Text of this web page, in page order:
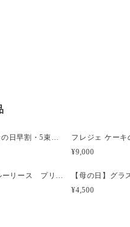
3/31まで母の日早割・5束限定 ピオニーのアーティフィシャルフラワーブーケ Merci Élégantメルシーエレガン
¥9,000
アクアブルーリース プリザーブドフラワー【誕生日】【結婚祝】
¥4,500